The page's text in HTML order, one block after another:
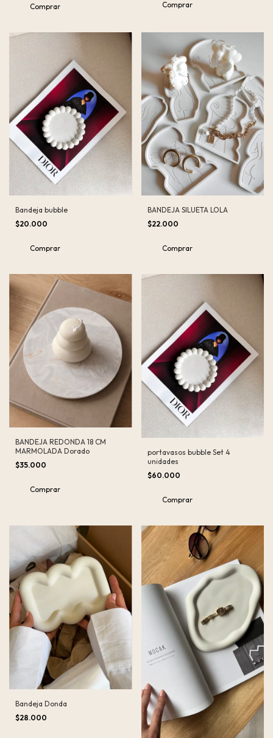
Comprar Comprar
Bandeja bubble
$20.000
Comprar
BANDEJA SILUETA LOLA
$22.000
Comprar
BANDEJA REDONDA 18 CM
MARMOLADA Dorado
$35.000
portavasos bubble Set 4
unidades
$60.000
Comprar
Bandeja Donda
$28.000